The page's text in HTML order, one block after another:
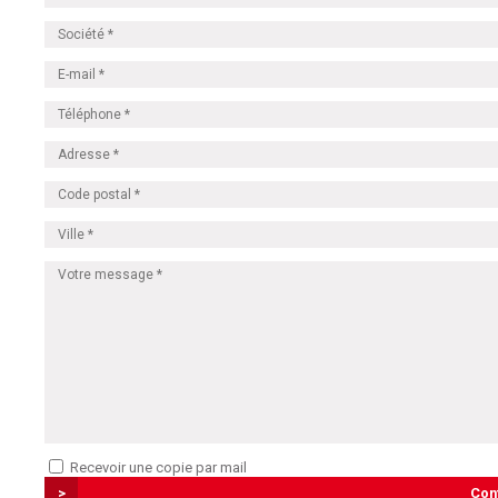
Recevoir une copie par mail
>